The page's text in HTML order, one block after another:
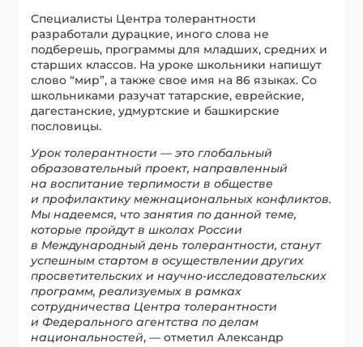
Специалисты Центра толерантности
разработали дурацкие, иного слова не
подберешь, программы для младших, средних и
старших классов. На уроке школьники напишут
слово “мир”, а также свое имя на 86 языках. Со
школьниками разучат татарские, еврейские,
дагестанские, удмуртские и башкирские
пословицы.
Урок толерантности — это глобальный
образовательный проект, направленный
на воспитание терпимости в обществе
и профилактику межнациональных конфликтов.
Мы надеемся, что занятия по данной теме,
которые пройдут в школах России
в Международный день толерантности, станут
успешным стартом в осуществлении других
просветительских и научно-исследовательских
программ, реализуемых в рамках
сотрудничества Центра толерантности
и Федерального агентства по делам
национальностей, — отметил Александр